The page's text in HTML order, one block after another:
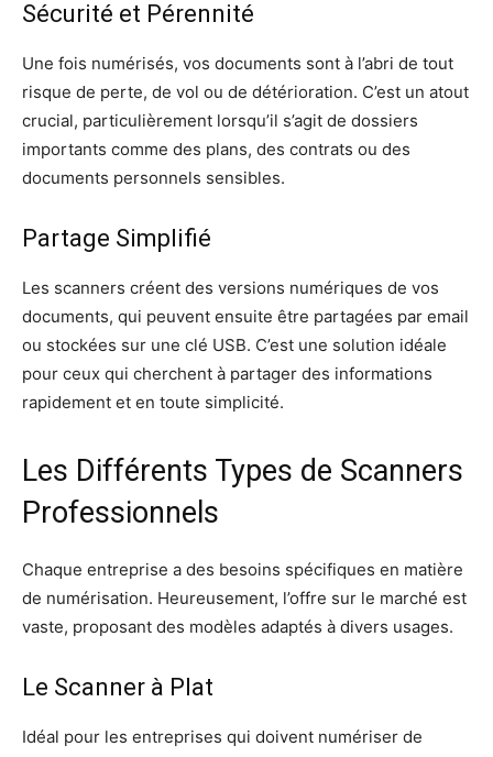
Sécurité et Pérennité
Une fois numérisés, vos documents sont à l’abri de tout
risque de perte, de vol ou de détérioration. C’est un atout
crucial, particulièrement lorsqu’il s’agit de dossiers
importants comme des plans, des contrats ou des
documents personnels sensibles.
Partage Simplifié
Les scanners créent des versions numériques de vos
documents, qui peuvent ensuite être partagées par email
ou stockées sur une clé USB. C’est une solution idéale
pour ceux qui cherchent à partager des informations
rapidement et en toute simplicité.
Les Différents Types de Scanners
Professionnels
Chaque entreprise a des besoins spécifiques en matière
de numérisation. Heureusement, l’offre sur le marché est
vaste, proposant des modèles adaptés à divers usages.
Le Scanner à Plat
Idéal pour les entreprises qui doivent numériser de